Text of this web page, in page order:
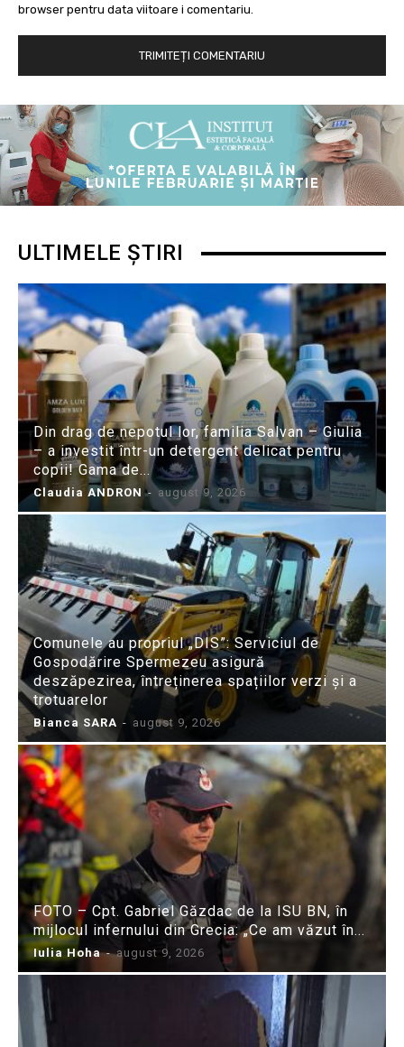
browser pentru data viitoare i comentariu.
ULTIMELE ȘTIRI
Din drag de nepotul lor, familia Salvan – Giulia
– a investit într-un detergent delicat pentru
copii! Gama de...
Claudia ANDRON - august 9, 2026
Comunele au propriul „DIS”: Serviciul de
Gospodărire Spermezeu asigură
deszăpezirea, întreținerea spațiilor verzi și a
trotuarelor
Bianca SARA - august 9, 2026
FOTO – Cpt. Gabriel Găzdac de la ISU BN, în
mijlocul infernului din Grecia: „Ce am văzut în...
Iulia Hoha - august 9, 2026